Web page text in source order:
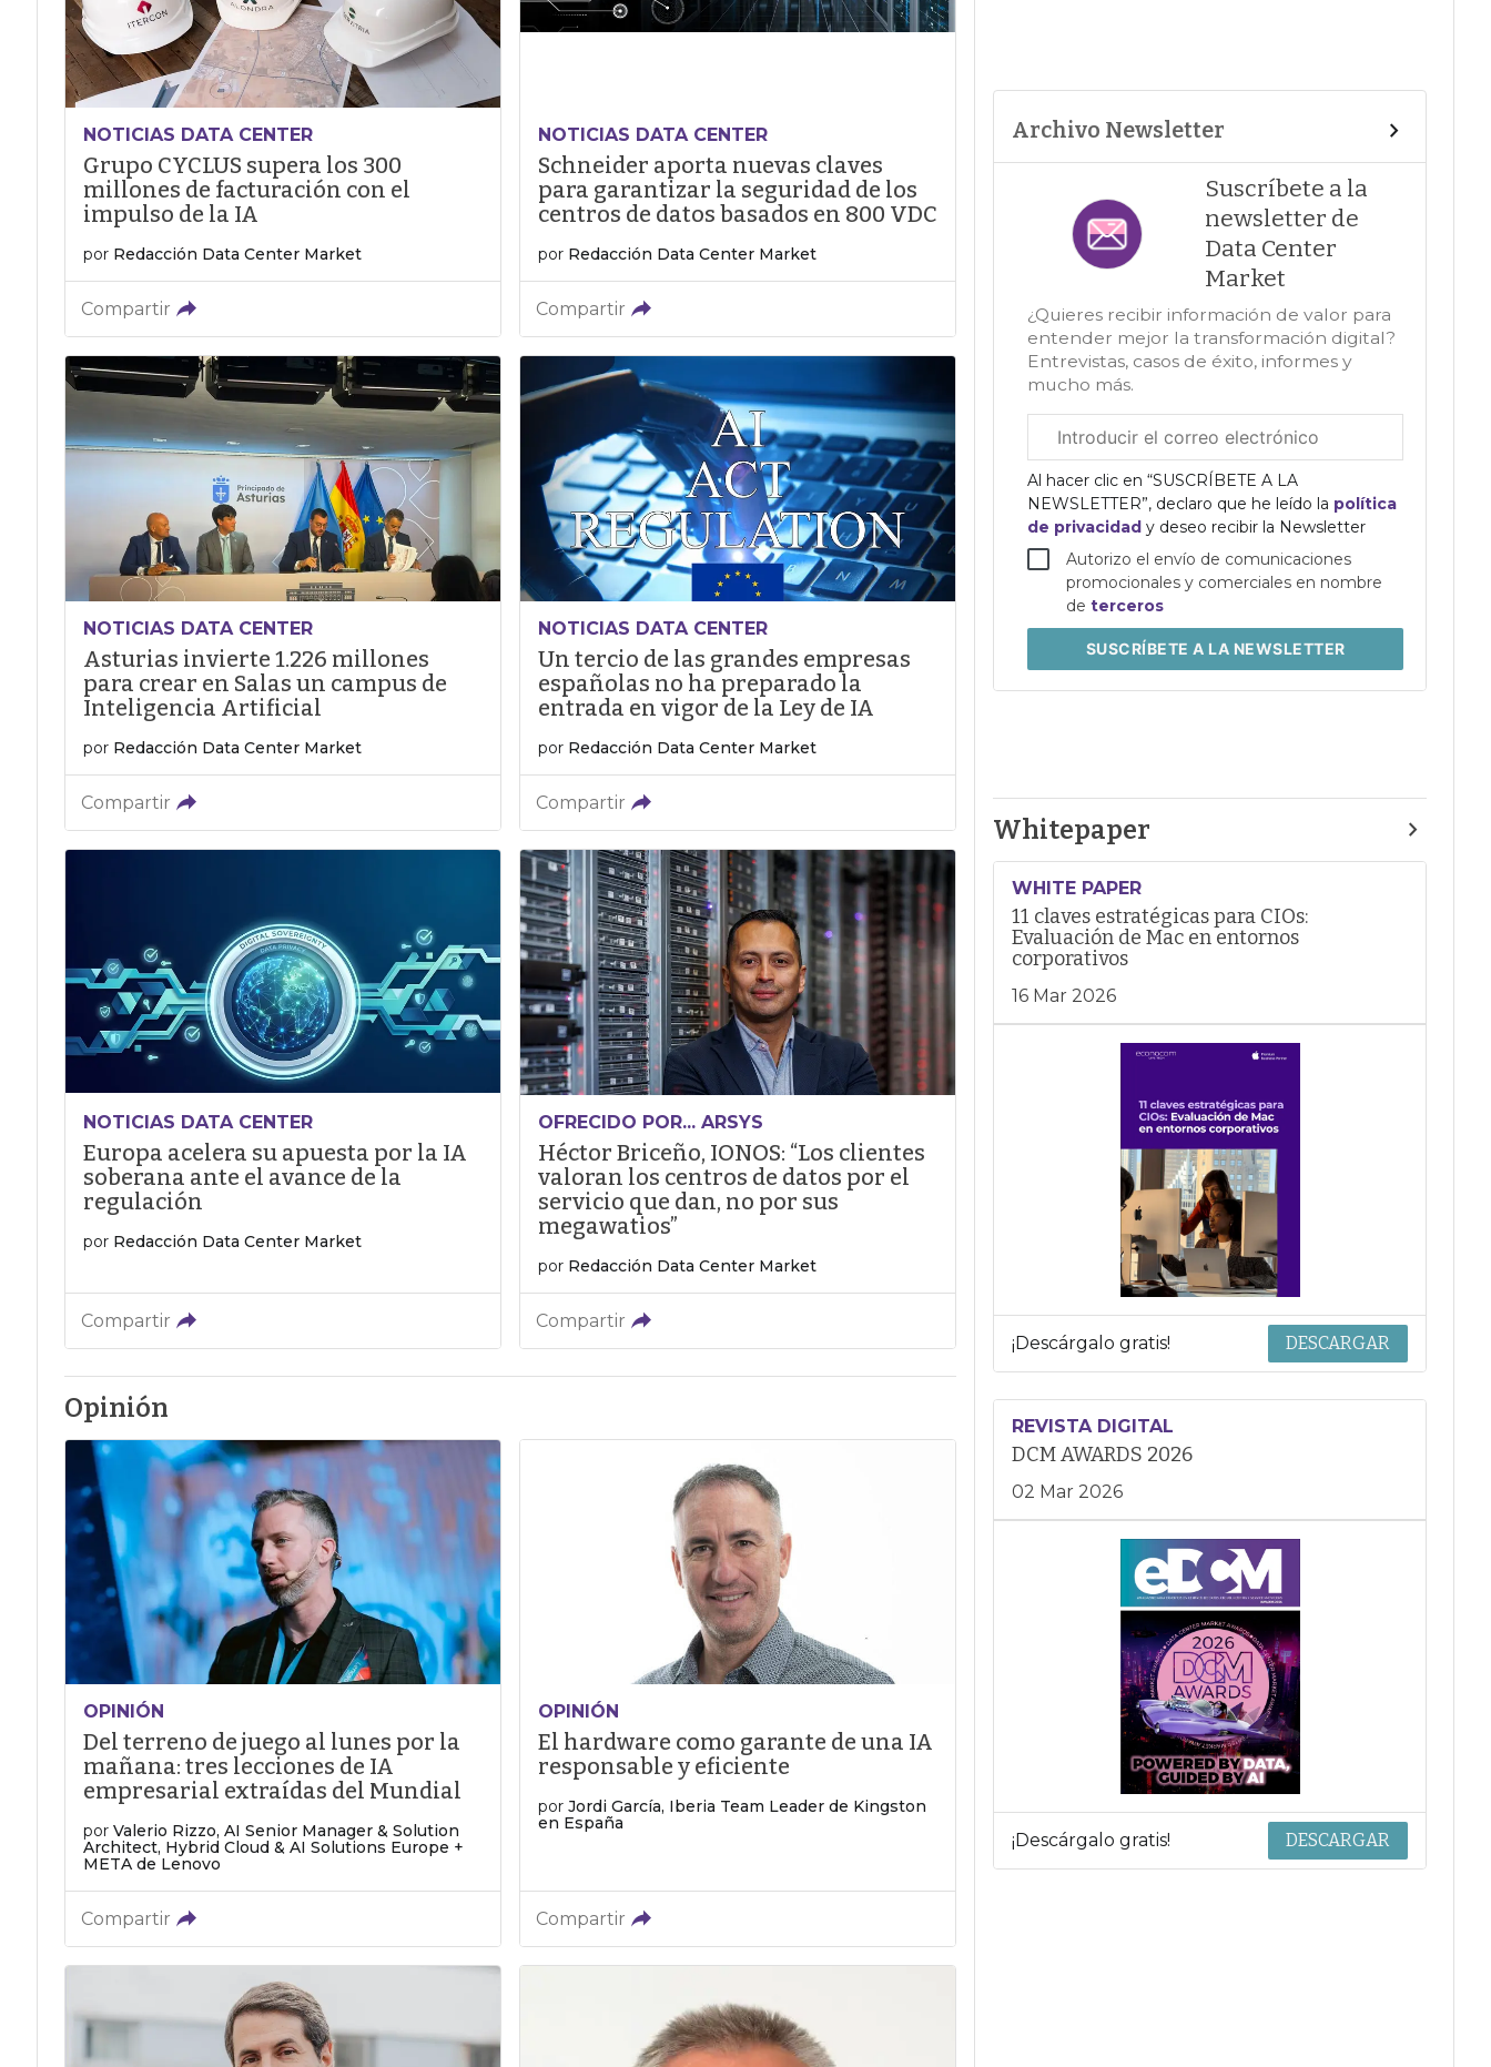
NOTICIAS DATA CENTER
Grupo CYCLUS supera los 300
millones de facturación con el
impulso de la IA
por Redacción Data Center Market
Compartir
NOTICIAS DATA CENTER
Schneider aporta nuevas claves
para garantizar la seguridad de los
centros de datos basados en 800 VDC
por Redacción Data Center Market
Compartir
NOTICIAS DATA CENTER
Asturias invierte 1.226 millones
para crear en Salas un campus de
Inteligencia Artificial
por Redacción Data Center Market
Compartir
NOTICIAS DATA CENTER
Un tercio de las grandes empresas
españolas no ha preparado la
entrada en vigor de la Ley de IA
por Redacción Data Center Market
Compartir
NOTICIAS DATA CENTER
Europa acelera su apuesta por la IA
soberana ante el avance de la
regulación
por Redacción Data Center Market
Compartir
OFRECIDO POR... ARSYS
Héctor Briceño, IONOS: “Los clientes
valoran los centros de datos por el
servicio que dan, no por sus
megawatios”
por Redacción Data Center Market
Compartir
Opinión
OPINIÓN
Del terreno de juego al lunes por la
mañana: tres lecciones de IA
empresarial extraídas del Mundial
por Valerio Rizzo, AI Senior Manager & Solution
Architect, Hybrid Cloud & AI Solutions Europe +
META de Lenovo
Compartir
OPINIÓN
El hardware como garante de una IA
responsable y eficiente
por Jordi García, Iberia Team Leader de Kingston
en España
Compartir
Archivo Newsletter
Suscríbete a la
newsletter de
Data Center
Market
¿Quieres recibir información de valor para
entender mejor la transformación digital?
Entrevistas, casos de éxito, informes y
mucho más.
electrónico
corporativo
Al hacer clic en “SUSCRÍBETE A LA
NEWSLETTER”, declaro que he leído la política
de privacidady deseo recibir la Newsletter
Autorizo el envío de comunicaciones
promocionales y comerciales en nombre
deterceros
SUSCRÍBETEA LA NEWSLETTER
Whitepaper
WHITE PAPER
11 claves estratégicas para CIOs:
Evaluación de Mac en entornos
corporativos
16 Mar 2026
¡Descárgalo gratis! DESCARGAR
REVISTA DIGITAL
DCM AWARDS 2026
02 Mar 2026
¡Descárgalo gratis! DESCARGAR